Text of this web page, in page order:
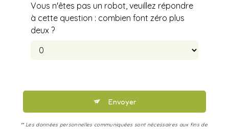
Vous n'êtes pas un robot, veuillez répondre
à cette question : combien font zéro plus
deux ?
Envoyer
** Les données personnelles communiquées sont nécessaires aux fins de